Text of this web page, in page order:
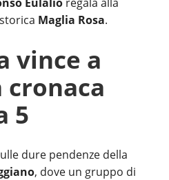
Maglia Rosa.
vince a
cronaca
5
dure pendenze della
, dove un gruppo di